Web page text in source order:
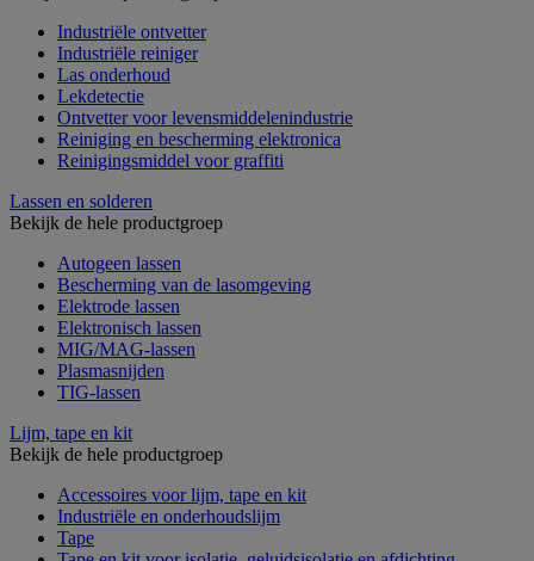
Industriële ontvetter
Industriële reiniger
Las onderhoud
Lekdetectie
Ontvetter voor levensmiddelenindustrie
Reiniging en bescherming elektronica
Reinigingsmiddel voor graffiti
Lassen en solderen
Bekijk de hele productgroep
Autogeen lassen
Bescherming van de lasomgeving
Elektrode lassen
Elektronisch lassen
MIG/MAG-lassen
Plasmasnijden
TIG-lassen
Lijm, tape en kit
Bekijk de hele productgroep
Accessoires voor lijm, tape en kit
Industriële en onderhoudslijm
Tape